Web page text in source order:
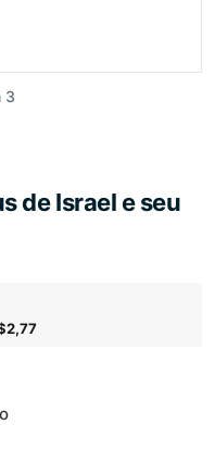
de Israel e seu